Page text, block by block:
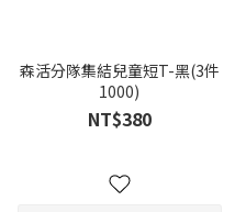
森活分隊集結兒童短T-黑(3件
1000)
NT$380